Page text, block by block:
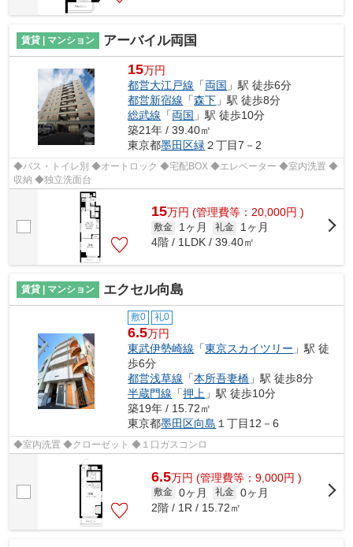
賃貸 | マンション アーバイル両国
15万円
都営大江戸線 「両国 」駅 徒歩6分
都営新宿線 「森下 」駅 徒歩8分
総武線 「両国 」駅 徒歩10分
築21年 / 39.40㎡
東京都墨田区緑 ２丁目7－2
◆バス・トイレ別 ◆オートロック ◆宅配BOX ◆エレベーター ◆室内洗置 ◆
収納 ◆独立洗面台
15万円 (管理費等：20,000円 )
敷金 1ヶ月 礼金
1ヶ月
4階 / 1LDK / 39.40㎡
賃貸 | マンション エクセル向島
敷0 礼0
6.5万円
東武伊勢崎線 「東京スカイツリー 」駅 徒
歩6分
都営浅草線 「本所吾妻橋 」駅 徒歩8分
半蔵門線 「押上 」駅 徒歩10分
築19年 / 15.72㎡
東京都墨田区向島 １丁目12－6
◆室内洗置 ◆クローゼット ◆１口ガスコンロ
6.5万円 (管理費等：9,000円 )
敷金 0ヶ月 礼金 0ヶ月
2階 / 1R / 15.72㎡